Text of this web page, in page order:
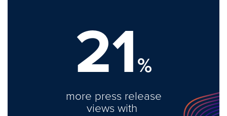
21%
more press release
views with